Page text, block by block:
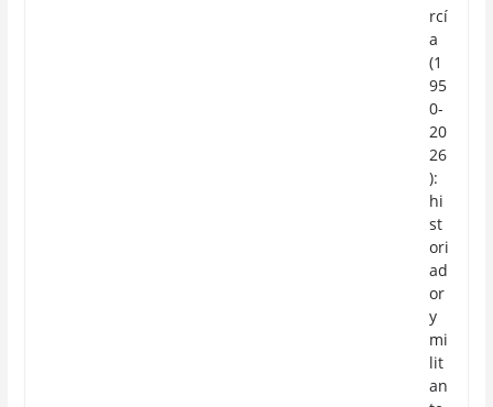
rcí
a
(1
95
0-
20
26
):
hi
st
ori
ad
or
y
mi
lit
an